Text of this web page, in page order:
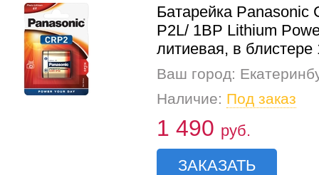
Батарейка Panasonic
P2L/ 1BP Lithium
литиевая, в блистере
Ваш город:
Наличие: Под заказ
1 490 руб.
ЗАКАЗАТЬ